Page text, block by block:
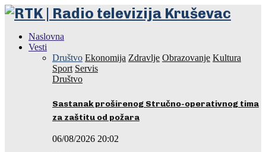
Naslovna
Vesti
Društvo Ekonomija Zdravlje Obrazovanje Kultura
Sport Servis
Društvo
Sastanak proširenog Stručno-operativnog tima
za zaštitu od požara
06/08/2026 20:02